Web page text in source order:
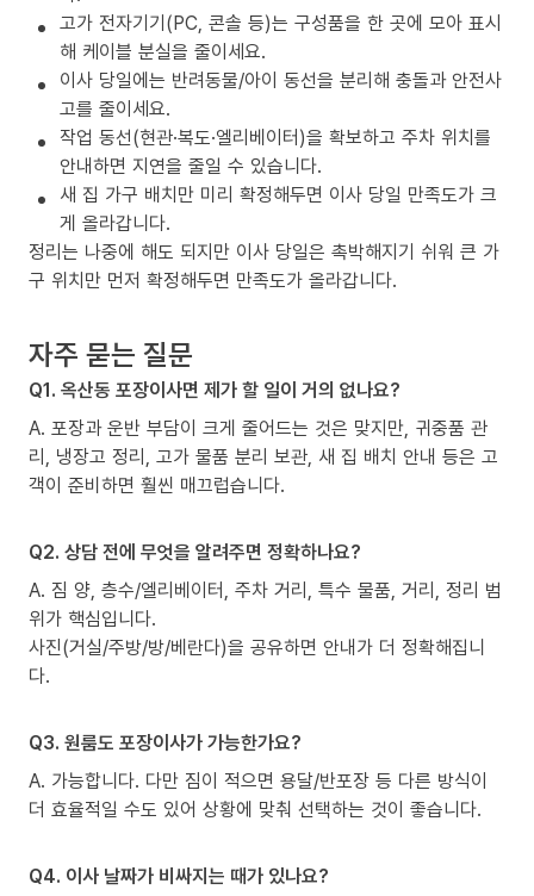
고가 전자기기(PC, 콘솔 등)는 구성품을 한 곳에 모아 표시
해 케이블 분실을 줄이세요.
이사 당일에는 반려동물/아이 동선을 분리해 충돌과 안전사
고를 줄이세요.
작업 동선(현관·복도·엘리베이터)을 확보하고 주차 위치를
안내하면 지연을 줄일 수 있습니다.
새 집 가구 배치만 미리 확정해두면 이사 당일 만족도가 크
게 올라갑니다.
정리는 나중에 해도 되지만 이사 당일은 촉박해지기 쉬워 큰 가
구 위치만 먼저 확정해두면 만족도가 올라갑니다.
자주 묻는 질문
Q1. 옥산동 포장이사면 제가 할 일이 거의 없나요?
A. 포장과 운반 부담이 크게 줄어드는 것은 맞지만, 귀중품 관
리, 냉장고 정리, 고가 물품 분리 보관, 새 집 배치 안내 등은 고
객이 준비하면 훨씬 매끄럽습니다.
Q2. 상담 전에 무엇을 알려주면 정확하나요?
A. 짐 양, 층수/엘리베이터, 주차 거리, 특수 물품, 거리, 정리 범
위가 핵심입니다.
사진(거실/주방/방/베란다)을 공유하면 안내가 더 정확해집니
다.
Q3. 원룸도 포장이사가 가능한가요?
A. 가능합니다. 다만 짐이 적으면 용달/반포장 등 다른 방식이
더 효율적일 수도 있어 상황에 맞춰 선택하는 것이 좋습니다.
Q4. 이사 날짜가 비싸지는 때가 있나요?